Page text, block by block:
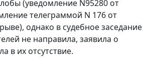
(уведомление N95280 от
телеграммой N 176 от
однако в судебное заседание
не направила, заявила о
в их отсутствие.